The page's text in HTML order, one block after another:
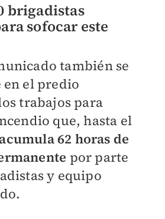
brigadistas
sofocar este
también se
el predio
trabajos para
que, hasta el
acumula 62 horas de
por parte
y equipo